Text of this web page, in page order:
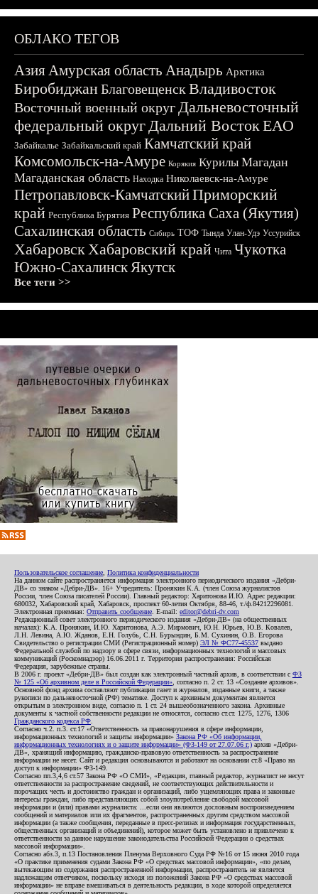
ОБЛАКО ТЕГОВ
АзияАмурская область Анадырь Арктика
БиробиджанБлаговещенскВладивосток
Восточный военный округДальневосточный
федеральный округДальний ВостокЕАО
Забайкалье Забайкальский край Камчатский край
Комсомольск-на-Амуре Корякия Курилы Магадан
Магаданская область Находка Николаевск-на-Амуре
Петропавловск-КамчатскийПриморский
край Республика Бурятия Республика Саха (Якутия)
Сахалинская область Сибирь ТОФ Тында Улан-Удэ Уссурийск
ХабаровскХабаровский край Чита Чукотка
Южно-СахалинскЯкутск
Все теги >>
Пользовательское соглашение Политика конфиденциальности
На данном сайте распространяется информация электронного периодического издания «Дебри-
ДВ» со знаком «Дебри-ДВ». 16+ Учредитель: Пронякин К.А. (член Союза журналистов
России, член Союза писателей России). Главный редактор: Харитонова И.Ю. Адрес редакции:
680032, Хабаровский край, Хабаровск, проспект 60-летия Октября, 88-46, т./ф.84212296081.
Электронная приемная: Отправить сообщение . E-mail: editor@debri-dv.com
Редакционный совет электронного периодического издания «Дебри-ДВ» (на общественных
началах): К.А. Пронякин, И.Ю. Харитонова, А.Э. Мирмович, Ю.Н. Юрьев, Ю.В. Ковалев,
Л.Н. Левина, А.Ю. Жданов, Е.Н. Голубь, С.Н. Бурындин, Б.М. Сухинин, О.В. Егорова
Свидетельство о регистрации СМИ (Регистрационный номер) ЭЛ № ФС77-45537 выдано
Федеральной службой по надзору в сфере связи, информационных технологий и массовых
коммуникаций (Роскомнадзор) 16.06.2011 г. Территория распространения: Российская
Федерация, зарубежные страны.
В 2006 г. проект «Дебри-ДВ» был создан как электронный частный архив, в соответствии с ФЗ
№ 125 «Об архивном деле в Российской Федерации» , согласно п. 2 ст. 13 «Создание архивов».
Основной фонд архива составляют публикации газет и журналов, изданные книги, а также
рукописи по дальневосточной (РФ) тематике. Доступ к архивным документам является
открытым в электронном виде, согласно п. 1 ст. 24 вышеобозначенного закона. Архивные
документы к частной собственности редакции не относятся, согласно ст.ст. 1275, 1276, 1306
Гражданского кодекса РФ
Согласно ч.2. п.3. ст.17 «Ответственность за правонарушения в сфере информации,
информационных технологий и защиты информации» Закона РФ «Об информации,
информационных технологиях и о защите информации» (ФЗ-149 от 27.07.06 г.) архив «Дебри-
ДВ», хранящий информацию, гражданско-правовую ответственность за распространение
информации не несет. Сайт и редакция основываются и работают на основании ст.8 «Право на
доступ к информации» ФЗ-149.
Согласно пп.3,4,6 ст.57 Закона РФ «О СМИ», «Редакция, главный редактор, журналист не несут
ответственности за распространение сведений, не соответствующих действительности и
порочащих честь и достоинство граждан и организаций, либо ущемляющих права и законные
интересы граждан, либо представляющих собой злоупотребление свободой массовой
информации и (или) правами журналиста: ...если они являются дословным воспроизведением
сообщений и материалов или их фрагментов, распространенных другим средством массовой
информации (а также сообщения, переданные в пресс-релизах и информация государственных,
общественных организаций и объединений), которое может быть установлено и привлечено к
ответственности за данное нарушение законодательства Российской Федерации о средствах
массовой информации».
Согласно абз.3, п.13 Постановления Пленума Верховного Суда РФ №16 от 15 июня 2010 года
«О практике применения судами Закона РФ «О средствах массовой информации», «по делам,
вытекающим из содержания распространенной информации, распространитель не является
надлежащим ответчиком, поскольку исходя из положений Закона РФ «О средствах массовой
информации» не вправе вмешиваться в деятельность редакции, в ходе которой определяется